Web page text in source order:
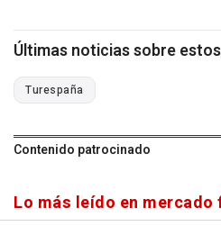
Últimas noticias sobre
Turespaña
Contenido patrocinado
Lo más leído en